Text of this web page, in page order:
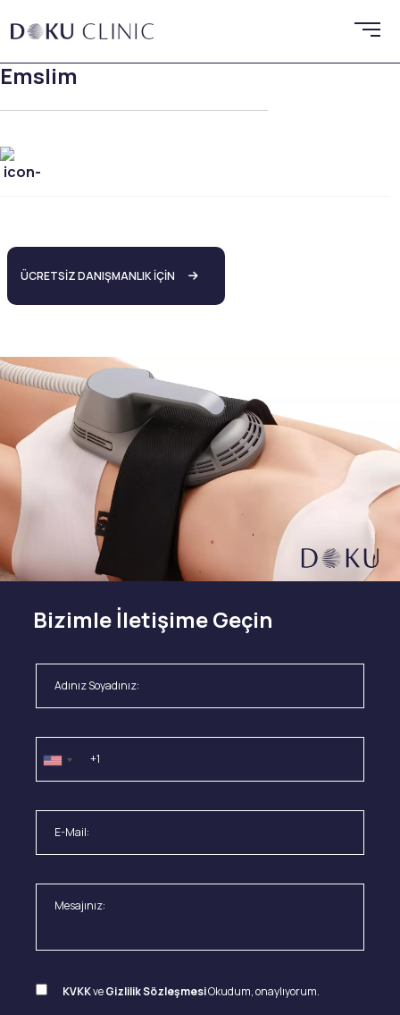
Emslim
ÜCRETSİZ DANIŞMANLIK İÇİN
Bizimle İletişime Geçin
KVKKveGizlilik SözleşmesiOkudum, onaylıyorum.